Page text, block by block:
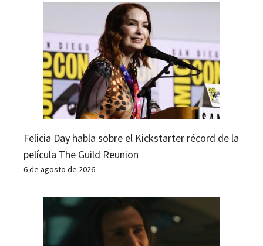
Felicia Day habla sobre el Kickstarter récord de la
película The Guild Reunion
6 de agosto de 2026